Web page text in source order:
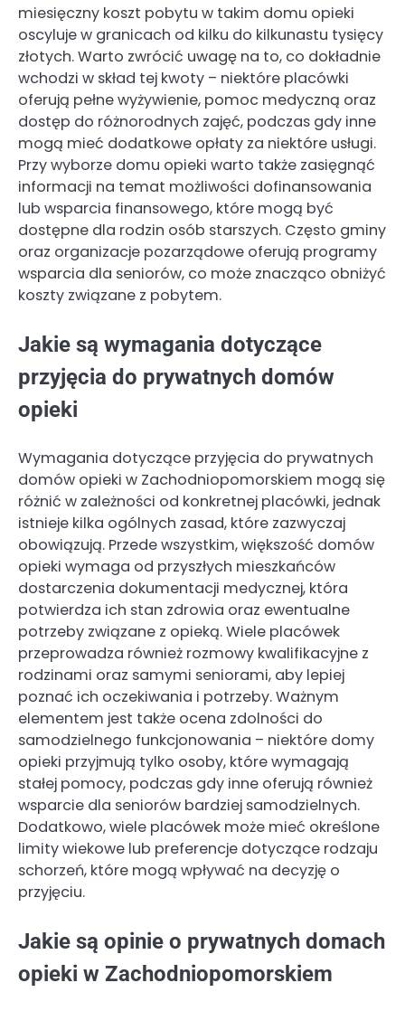
miesięczny koszt pobytu w takim domu opieki
oscyluje w granicach od kilku do kilkunastu tysięcy
złotych. Warto zwrócić uwagę na to, co dokładnie
wchodzi w skład tej kwoty – niektóre placówki
oferują pełne wyżywienie, pomoc medyczną oraz
dostęp do różnorodnych zajęć, podczas gdy inne
mogą mieć dodatkowe opłaty za niektóre usługi.
Przy wyborze domu opieki warto także zasięgnąć
informacji na temat możliwości dofinansowania
lub wsparcia finansowego, które mogą być
dostępne dla rodzin osób starszych. Często gminy
oraz organizacje pozarządowe oferują programy
wsparcia dla seniorów, co może znacząco obniżyć
koszty związane z pobytem.
Jakie są wymagania dotyczące
przyjęcia do prywatnych domów
opieki
Wymagania dotyczące przyjęcia do prywatnych
domów opieki w Zachodniopomorskiem mogą się
różnić w zależności od konkretnej placówki, jednak
istnieje kilka ogólnych zasad, które zazwyczaj
obowiązują. Przede wszystkim, większość domów
opieki wymaga od przyszłych mieszkańców
dostarczenia dokumentacji medycznej, która
potwierdza ich stan zdrowia oraz ewentualne
potrzeby związane z opieką. Wiele placówek
przeprowadza również rozmowy kwalifikacyjne z
rodzinami oraz samymi seniorami, aby lepiej
poznać ich oczekiwania i potrzeby. Ważnym
elementem jest także ocena zdolności do
samodzielnego funkcjonowania – niektóre domy
opieki przyjmują tylko osoby, które wymagają
stałej pomocy, podczas gdy inne oferują również
wsparcie dla seniorów bardziej samodzielnych.
Dodatkowo, wiele placówek może mieć określone
limity wiekowe lub preferencje dotyczące rodzaju
schorzeń, które mogą wpływać na decyzję o
przyjęciu.
Jakie są opinie o prywatnych domach
opieki w Zachodniopomorskiem